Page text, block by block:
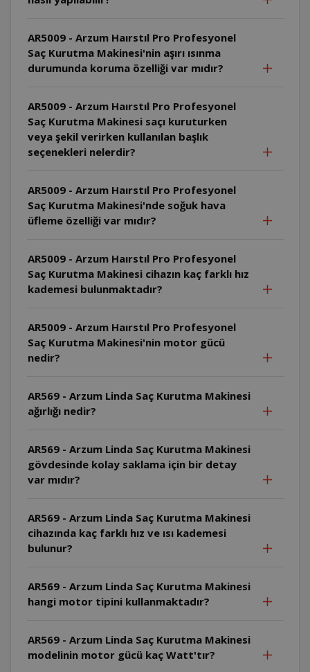
AR5009 - Arzum Haırstıl Pro Profesyonel
Saç Kurutma Makinesi'nin aşırı ısınma
durumunda koruma özelliği var mıdır?
AR5009 - Arzum Haırstıl Pro Profesyonel
Saç Kurutma Makinesi saçı kuruturken
veya şekil verirken kullanılan başlık
seçenekleri nelerdir?
AR5009 - Arzum Haırstıl Pro Profesyonel
Saç Kurutma Makinesi'nde soğuk hava
üfleme özelliği var mıdır?
AR5009 - Arzum Haırstıl Pro Profesyonel
Saç Kurutma Makinesi cihazın kaç farklı hız
kademesi bulunmaktadır?
AR5009 - Arzum Haırstıl Pro Profesyonel
Saç Kurutma Makinesi'nin motor gücü
nedir?
AR569 - Arzum Linda Saç Kurutma Makinesi
ağırlığı nedir?
AR569 - Arzum Linda Saç Kurutma Makinesi
gövdesinde kolay saklama için bir detay
var mıdır?
AR569 - Arzum Linda Saç Kurutma Makinesi
cihazında kaç farklı hız ve ısı kademesi
bulunur?
AR569 - Arzum Linda Saç Kurutma Makinesi
hangi motor tipini kullanmaktadır?
AR569 - Arzum Linda Saç Kurutma Makinesi
modelinin motor gücü kaç Watt'tır?